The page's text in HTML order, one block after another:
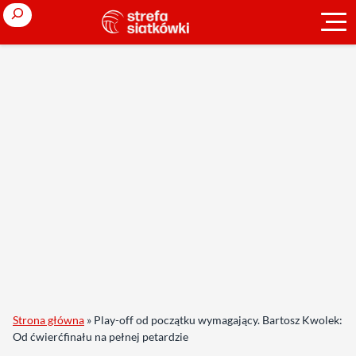
Search
Strona główna » Play-off od początku wymagający. Bartosz Kwolek:
Od ćwierćfinału na pełnej petardzie